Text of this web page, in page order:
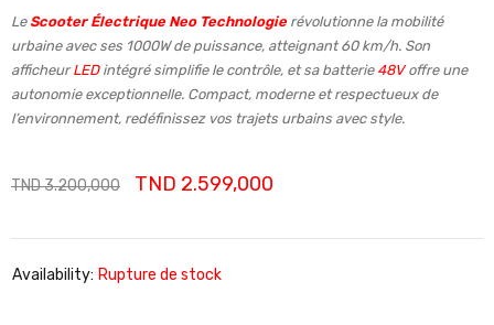
Le Scooter Électrique Neo Technologierévolutionne la mobilité
urbaine avec ses 1000W de puissance, atteignant 60 km/h. Son
afficheurLEDintégré simplifie le contrôle, et sa batterie 48Voffre une
autonomie exceptionnelle. Compact, moderne et respectueux de
l’environnement, redéfinissez vos trajets urbains avec style.
TND3.200,000 TND 2.599,000
Availability: Rupture de stock